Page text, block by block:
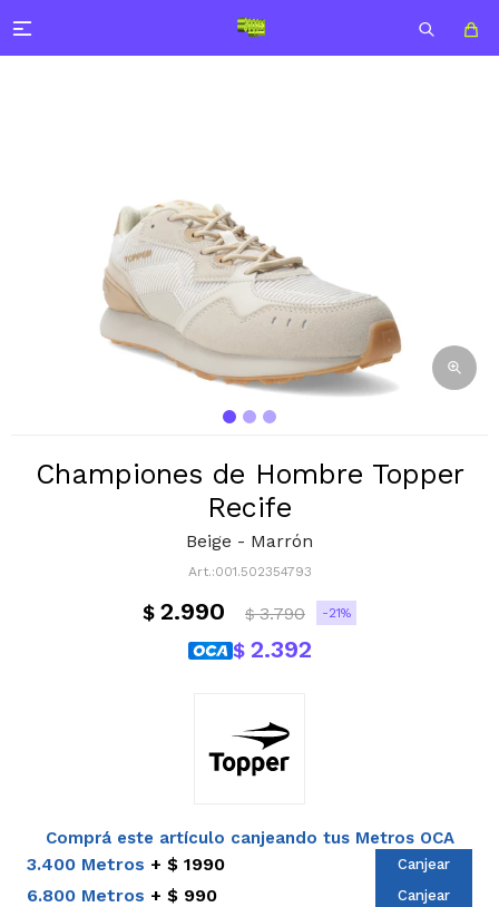

Championes de Hombre Topper
Recife
Beige - Marrón
001.502354793
$ 2.990 $ 3.790 21
$ 2.392
Comprá este artículo canjeando tus Metros OCA
3.400 Metros $ 1990 Canjear
6.800 Metros $ 990 Canjear